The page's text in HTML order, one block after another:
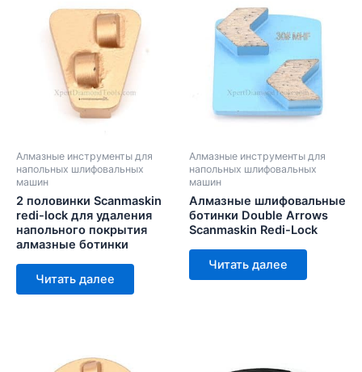
Алмазные инструменты для
напольных шлифовальных
машин
2 половинки Scanmaskin
redi-lock для удаления
напольного покрытия
алмазные ботинки
Читать далее
Алмазные инструменты для
напольных шлифовальных
машин
Алмазные шлифовальные
ботинки Double Arrows
Scanmaskin Redi-Lock
Читать далее